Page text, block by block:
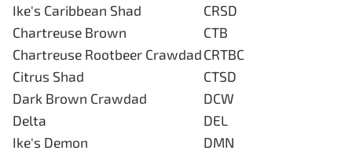
Ike's Caribbean Shad
CRSD
Chartreuse Brown
CTB
Chartreuse Rootbeer CrawdadCRTBC
Citrus Shad
CTSD
Dark Brown Crawdad
DCW
Delta
DEL
Ike's Demon
DMN